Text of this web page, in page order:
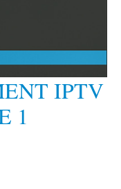
IPTV
1